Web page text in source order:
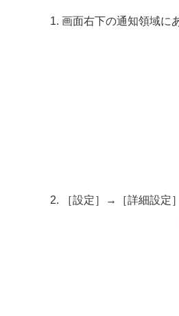
画面右下の通知領域に
［設定］→［詳細設定